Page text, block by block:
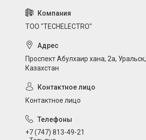
ТОО "TECHELECTRO"
Проспект Абулхаир хана, 2а, Уральск,
Казахстан
Контактное лицо
+7 (747) 813-49-21